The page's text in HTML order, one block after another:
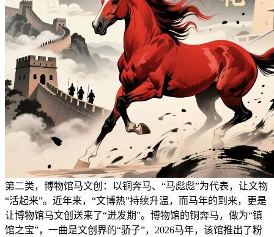
第二类，博物馆马文创：以铜奔马、“马彪彪”为代表，让文物
“活起来”。近年来，“文博热”持续升温，而马年的到来，更是
让博物馆马文创送来了“迸发期”。博物馆的铜奔马，做为“镇
馆之宝”，一曲是文创界的“骄子”，2026马年，该馆推出了粉